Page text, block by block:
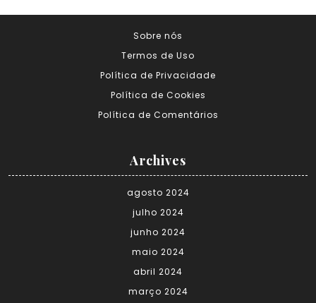
Sobre nós
Termos de Uso
Política de Privacidade
Política de Cookies
Política de Comentários
Archives
agosto 2024
julho 2024
junho 2024
maio 2024
abril 2024
março 2024